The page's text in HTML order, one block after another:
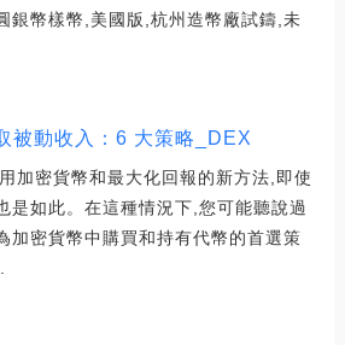
銀幣樣幣,美國版,杭州造幣廠試鑄,未
被動收入：6 大策略_DEX
加密貨幣和最大化回報的新方法,即使
是如此。在這種情況下,您可能聽說過
加密貨幣中購買和持有代幣的首選策